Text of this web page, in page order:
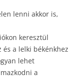
lenni akkor is,
keresztül
a lelki békénkhez
lehet
a